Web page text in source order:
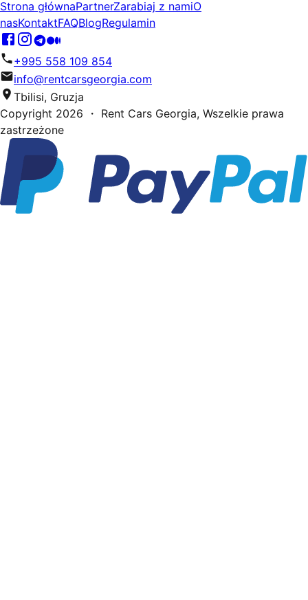
Strona głównaPartnerZarabiaj z namiO
nasKontaktFAQBlogRegulamin
+995 558 109 854
info@rentcarsgeorgia.com
Tbilisi, Gruzja
Copyright 2026 ・ Rent Cars Georgia, Wszelkie prawa
zastrzeżone